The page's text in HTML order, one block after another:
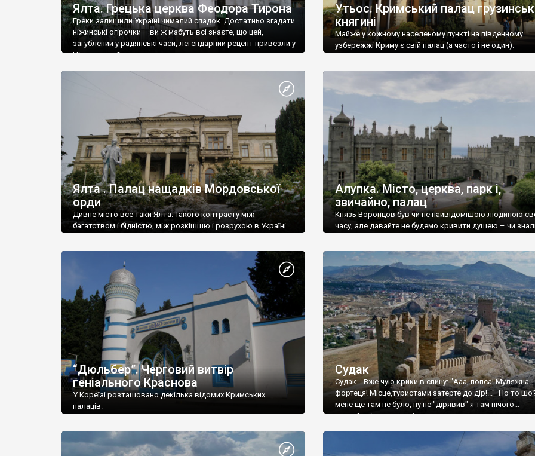
Ялта. Грецька церква Феодора Тирона
Греки залишили Україні чималий спадок. Достатньо згадати
ніжинські огірочки – ви ж мабуть всі знаєте, що цей,
загублений у радянські часи, легендарний рецепт привезли у
Ніжин греки?
Утьос. Кримський палац
княгині
Майже у кожному населеному пункті на південному
узбережжі Криму є свій палац (а часто і не один).
Ялта . Палац нащадків Мордовської
орди
Дивне місто все таки Ялта. Такого контрасту між
багатством і бідністю, між розкішшю і розрухою в Україні
Алупка. Місто, церква, парк і,
звичайно, палац
Князь Воронцов був чи не найвідомішою людиною
часу, але давайте не будемо кривити душею – чи
“Дюльбер”. Черговий витвір
геніального Краснова
У Кореїзі розташовано декілька відомих Кримських
палаців.
Судак
Судак... Вже чую крики в спину: "Ааа, попса! Муляжна
фортеця! Місце,туристами затерте до дір!..." Но то
мене ще там не було, ну не "дірявив" я там нічого...
принаймні до цього літа.